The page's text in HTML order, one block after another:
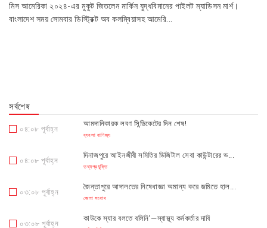
মিস আমেরিকা ২০২৪-এর মুকুট জিতলেন মার্কিন যুদ্ধবিমানের পাইলট ম্যাডিসন মার্শ।
বাংলাদেশ সময় সোমবার ডিস্ট্রিক্ট অব কলম্বিয়াসহ আমেরি...
সর্বশেষ
০৪:০৮ পূর্বাহ্ন
আমদানিকারক লবণ সিন্ডিকেটের দিন শেষ!
ব্যবসা বাণিজ্য
০৪:০৮ পূর্বাহ্ন
দিনাজপুরে আইনজীবী সমিতির ডিজিটাল সেবা কাউন্টারের ভ...
তথ্যপ্রযুক্তি
০৩:০৮ পূর্বাহ্ন
জৈন্তাপুরে আদালতের নিষেধাজ্ঞা অমান্য করে জমিতে হাল...
জেলা সংবাদ
০৩:০৮ পূর্বাহ্ন
কাউকে স্যার বলতে বলিনি’—স্বাস্থ্য কর্মকর্তার দাবি